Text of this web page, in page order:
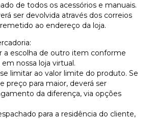
de todos os acessórios e manuais.
ser devolvida através dos correios
ao endereço da loja.
a escolha de outro item conforme
nossa loja virtual.
limitar ao valor limite do produto. Se
preço para maior, deverá ser
da diferença, via opções
para a residência do cliente,